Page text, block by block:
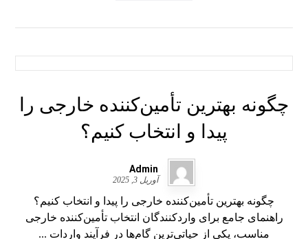
چگونه بهترین تأمین‌کننده خارجی را
پیدا و انتخاب کنیم؟
Admin
آوریل 3, 2025
چگونه بهترین تأمین‌کننده خارجی را پیدا و انتخاب کنیم؟
راهنمای جامع برای واردکنندگان انتخاب تأمین‌کننده خارجی
مناسب، یکی از حیاتی‌ترین گام‌ها در فرآیند واردات ...